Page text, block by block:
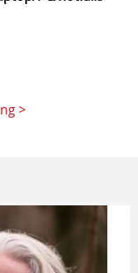
>